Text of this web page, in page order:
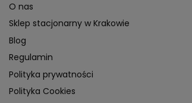
O nas
Sklep stacjonarny w Krakowie
Blog
Regulamin
Polityka prywatności
Polityka Cookies